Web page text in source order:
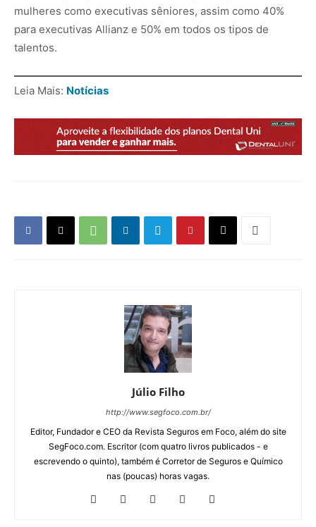
mulheres como executivas sêniores, assim como 40%
para executivas Allianz e 50% em todos os tipos de
talentos.
Leia Mais: Notícias
Júlio Filho
http://www.segfoco.com.br/
Editor, Fundador e CEO da Revista Seguros em Foco, além do site
SegFoco.com. Escritor (com quatro livros publicados - e
escrevendo o quinto), também é Corretor de Seguros e Químico
nas (poucas) horas vagas.